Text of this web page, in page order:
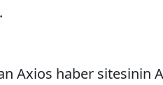
Axios haber sitesinin